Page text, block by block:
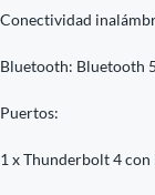
Conectividad
Bluetooth: Bluetooth
Puertos:
1 x Thunderbolt 4